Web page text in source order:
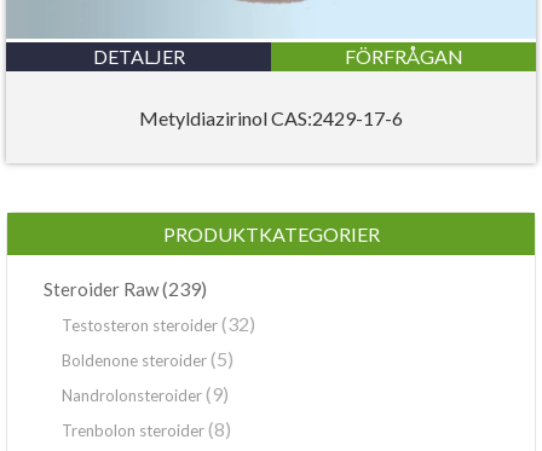
DETALJER FÖRFRÅGAN
Metyldiazirinol CAS:2429-17-6
PRODUKTKATEGORIER
Steroider Raw(239)
Testosteron steroider(32)
Boldenone steroider(5)
Nandrolonsteroider(9)
Trenbolon steroider(8)